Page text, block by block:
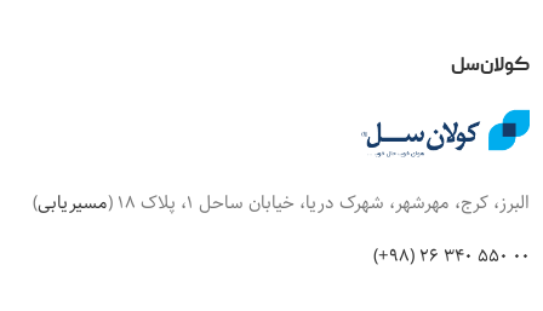
کولان‌سل
البرز، کرج، مهرشهر، شهرک دریا، خیابان ساحل 1، پلاک 18 ( مسیریابی)
00 550 340 26 (98+)